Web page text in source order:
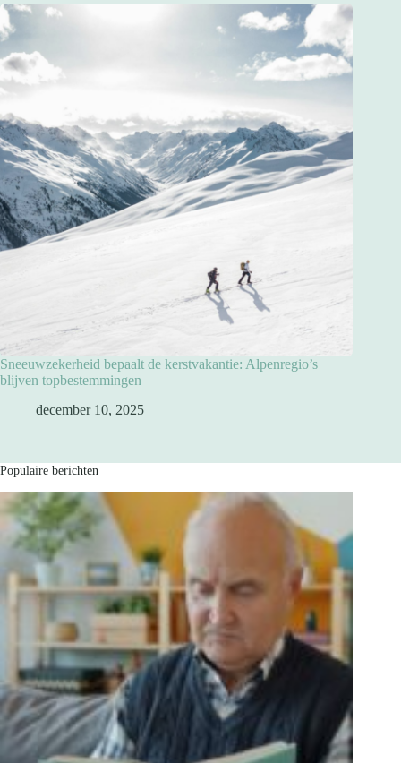
Sneeuwzekerheid bepaalt de kerstvakantie: Alpenregio’s
blijven topbestemmingen
december 10, 2025
Populaire berichten